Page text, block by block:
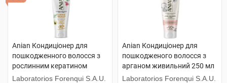
Anian Кондиціонер для
пошкодженного волосся з
рослинним кератином
відновлюючий 250 мл 1 туба
Laboratorios Forenqui S.A.U.
Anian Кондиціонер для
пошкодженого волосся з
арганом живильний 250 мл
1 туба
Laboratorios Forenqui S.A.U.